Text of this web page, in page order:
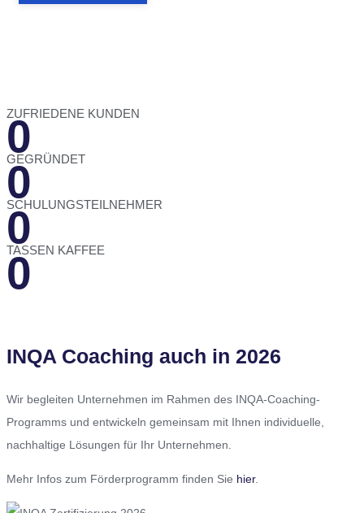
ZUFRIEDENE KUNDEN
0
GEGRÜNDET
0
SCHULUNGSTEILNEHMER
0
TASSEN KAFFEE
0
INQA Coaching auch in 2026
Wir begleiten Unternehmen im Rahmen des INQA-Coaching-
Programms und entwickeln gemeinsam mit Ihnen individuelle,
nachhaltige Lösungen für Ihr Unternehmen.
Mehr Infos zum Förderprogramm finden Sie hier.